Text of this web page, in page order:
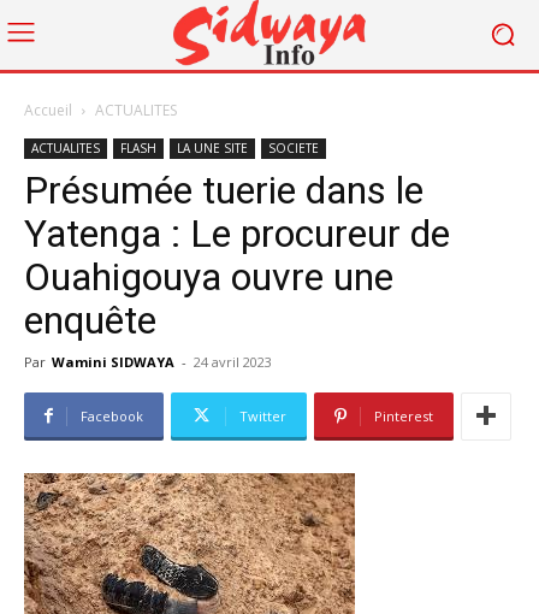
Accueil ACTUALITES
ACTUALITES FLASH LA UNE SITE SOCIETE
Présumée tuerie dans le
Yatenga : Le procureur de
Ouahigouya ouvre une
enquête
Par Wamini SIDWAYA - 24 avril 2023
Facebook Twitter Pinterest